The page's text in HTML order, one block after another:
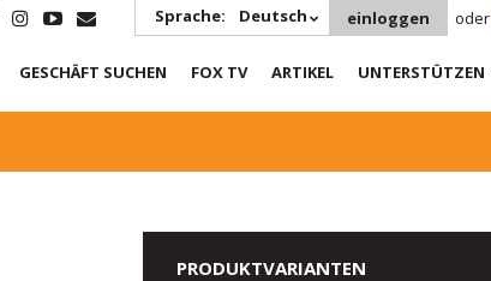
Sprache: Deutsch einloggen oder
GESCHÄFT SUCHEN FOX TV ARTIKEL UNTERSTÜTZEN
PRODUKTVARIANTEN